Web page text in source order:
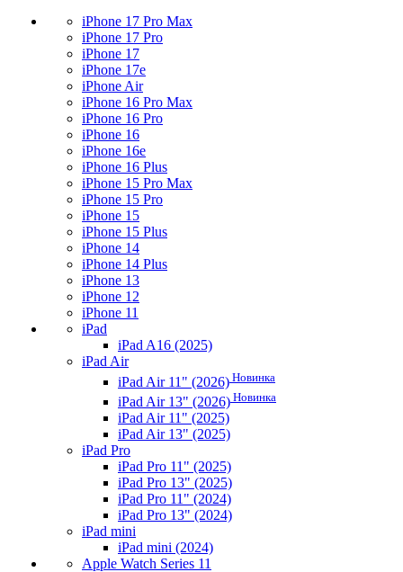
iPhone 17 Pro Max
iPhone 17 Pro
iPhone 17
iPhone 17e
iPhone Air
iPhone 16 Pro Max
iPhone 16 Pro
iPhone 16
iPhone 16e
iPhone 16 Plus
iPhone 15 Pro Max
iPhone 15 Pro
iPhone 15
iPhone 15 Plus
iPhone 14
iPhone 14 Plus
iPhone 13
iPhone 12
iPhone 11
iPad
iPad A16 (2025)
iPad Air
iPad Air 11" (2026) Новинка
iPad Air 13" (2026) Новинка
iPad Air 11" (2025)
iPad Air 13" (2025)
iPad Pro
iPad Pro 11" (2025)
iPad Pro 13" (2025)
iPad Pro 11" (2024)
iPad Pro 13" (2024)
iPad mini
iPad mini (2024)
Apple Watch Series 11